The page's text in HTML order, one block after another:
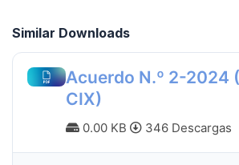
Similar Downloads
Acuerdo N.º 2-2024
CIX)
0.00 KB 346 Descargas